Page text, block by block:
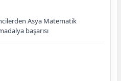
Asya Matematik
başarısı